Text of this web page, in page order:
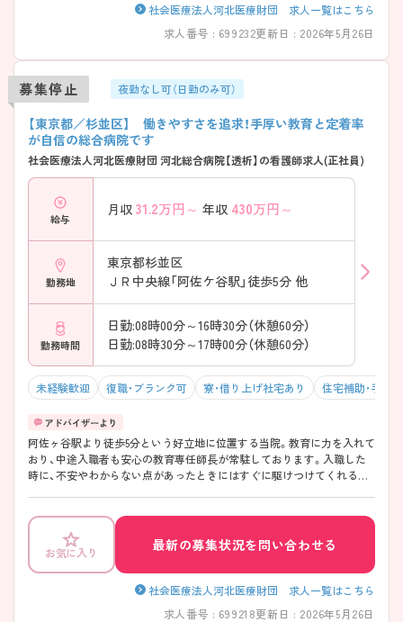
社会医療法人河北医療財団 求人一覧はこちら
求人番号 : 699232更新日 : 2026年5月26日
募集停止 夜勤なし可（日勤のみ可）
【東京都／杉並区】 働きやすさを追求！手厚い教育と定着率
が自信の総合病院です
社会医療法人河北医療財団 河北総合病院【透析】の看護師求人(正社員)
給与
月収 31.2万円～ 年収 430万円～
勤務地
東京都杉並区
ＪＲ中央線「阿佐ケ谷駅」徒歩5分 他
勤務時間
日勤:08時00分～16時30分（休憩60分）
日勤:08時30分～17時00分（休憩60分）
未経験歓迎 復職・ブランク可 寮・借り上げ社宅あり 住宅補助・手当
阿佐ヶ谷駅より徒歩5分という好立地に位置する当院。教育に力を入れて
おり、中途入職者も安心の教育専任師長が常駐しております。入職した
時に、不安やわからない点があったときにはすぐに駆けつけてくれる体
メで、認定・専門看護師が多数在籍しており、資格取得を目指す看護師に
は、支援を惜しみません。 ご興味のある方は、マイナビ看護師までお問い
合わせ下さい！
お気に入り 最新の募集状況を問い合わせる
社会医療法人河北医療財団 求人一覧はこちら
求人番号 : 699218更新日 : 2026年5月26日